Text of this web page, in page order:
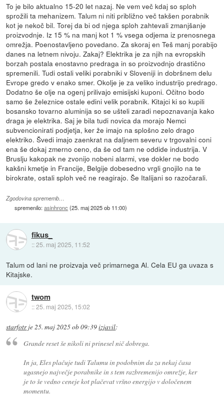
To je bilo aktualno 15-20 let nazaj. Ne vem več kdaj so sploh
sprožili ta mehanizem. Talum ni niti približno več takšen porabnik
kot je nekoč bil. Torej da bi od njega sploh zahtevali zmanjšanje
proizvodnje. Iz 15 % na manj kot 1 % vsega odjema iz prenosnega
omrežja. Poenostavljeno povedano. Za skoraj en Teš manj porabijo
danes na letnem nivoju. Zakaj? Elektrika je za njih na evropskih
borzah postala enostavno predraga in so proizvodnjo drastično
spremenili. Tudi ostali veliki porabniki v Sloveniji in dobršnem delu
Evrope gredo v enako smer. Okolje je za veliko industrijo predrago.
Dodatno še olje na ogenj prilivajo emisijski kuponi. Očitno bodo
samo še železnice ostale edini velik porabnik. Kitajci ki so kupili
bosansko tovarno aluminija so se ušteli zaradi nepoznavanja kako
draga je elektrika. Saj je bila tudi novica da morajo Nemci
subvencionirati podjetja, ker že imajo na splošno zelo drago
elektriko. Švedi imajo zaenkrat na daljnem severu v trgovalni coni
ena še dokaj zmerno ceno, da še od tam ne oddide industrija. V
Bruslju kakopak ne zvonijo nobeni alarmi, vse dokler ne bodo
kakšni kmetje in Francije, Belgije dobesedno vrgli gnojilo na te
birokrate, ostali sploh več ne reagirajo. Še Italijani so razočarali.
Zgodovina sprememb…
spremenilo:asinhronc (25. maj 2025 ob 11:00)
fikus_
::25. maj 2025, 11:52
Talum od lani ne proizvaja več primarnega Al. Cela EU ga uvaza s
Kitajske.
twom
::25. maj 2025, 15:02
starfotrje25. maj 2025 ob 09:39izjavil:
Grande reset še nikoli ni prinesel nič dobrega.
In ja, Eles plačuje tudi Talumu in podobnim da za nekaj časa
ugasnejo največje porabnike in s tem razbremenijo omrežje, ker
je to še vedno ceneje kot plačevat vršno energijo v določenem
momentu.